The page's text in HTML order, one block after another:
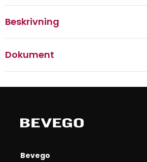
Beskrivning
Dokument
Bevego